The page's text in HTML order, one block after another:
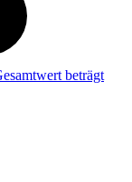
beträgt